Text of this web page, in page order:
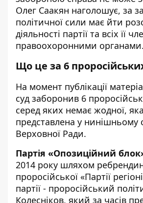
Олег Саакян наголошує, за
політичної сили має йти
діяльності партії та всіх її
правоохоронними органами.
Що це за 6
На момент публікації
суд заборонив 6
серед яких немає жодної,
представлена у нинішньому
Верховної Ради.
Партія «Опозиційний
2014 року шляхом
проросійської «Партії
партії - проросійський
Колесніков, який за часів